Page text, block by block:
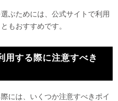
ぶためには、公式サイトで利用
もおすすめです。
用する際に注意すべき
には、いくつか注意すべきポイ